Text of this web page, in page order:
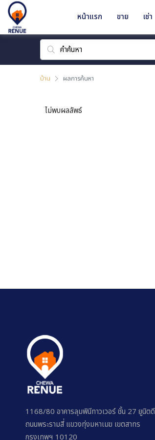
หน้าแรก ขาย เช่า
บ้าน ผลการค้นหา
ไม่พบผลลัพธ์
1168/80 อาคารลุมพินีทาวเวอร์ ชั้น 27 ยูนิตดี
ถนนพระรามสี่ แขวงทุ่งมหาเมฆ เขตสาทร
กรุงเทพฯ 10120